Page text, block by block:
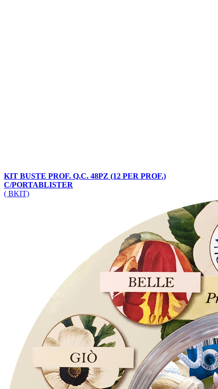
KIT BUSTE PROF. Q.C. 48PZ (12 PER PROF.)
C/PORTABLISTER
( BKIT)